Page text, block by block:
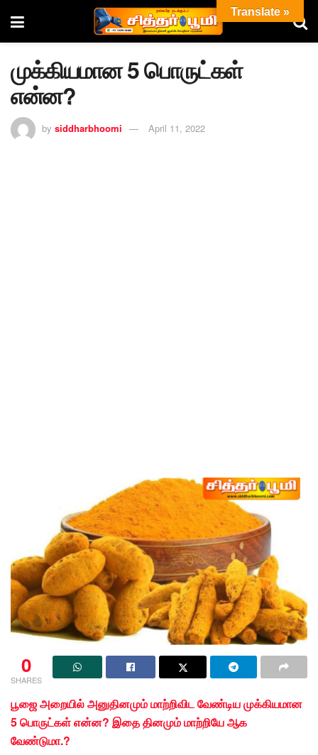
முக்கியமான 5 பொருட்கள்
என்ன?
by siddharbhoomi April 11, 2022
0
SHARES
பூஜை அறையில் அனுதினமும் மாற்றிவிட வேண்டிய முக்கியமான
5 பொருட்கள் என்ன? இதை தினமும் மாற்றியே ஆக
வேண்டுமா.?
Translate »